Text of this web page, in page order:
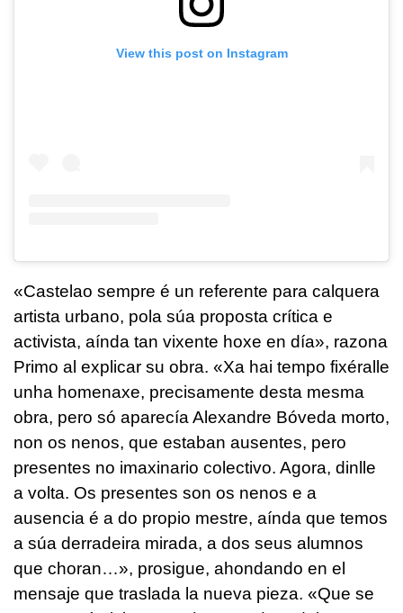
View this post on Instagram
«Castelao sempre é un referente para calquera
artista urbano, pola súa proposta crítica e
activista, aínda tan vixente hoxe en día», razona
Primo al explicar su obra. «Xa hai tempo fixéralle
unha homenaxe, precisamente desta mesma
obra, pero só aparecía Alexandre Bóveda morto,
non os nenos, que estaban ausentes, pero
presentes no imaxinario colectivo. Agora, dinlle
a volta. Os presentes son os nenos e a
ausencia é a do propio mestre, aínda que temos
a súa derradeira mirada, a dos seus alumnos
que choran…», prosigue, ahondando en el
mensaje que traslada la nueva pieza. «Que se